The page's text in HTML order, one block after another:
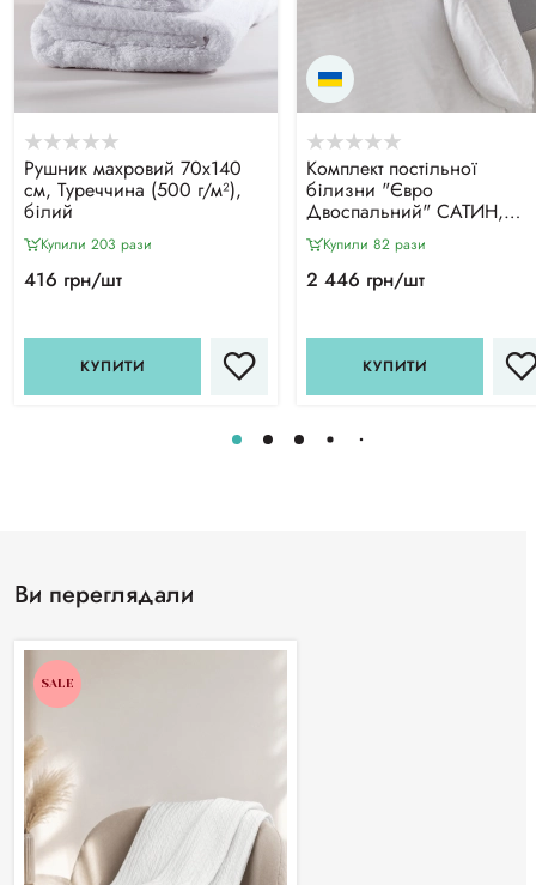
Рушник махровий 70х140
см, Туреччина (500 г/м²),
білий
Купили 203 рази
416 грн/шт
КУПИТИ
Комплект постільної
білизни "Євро
Двоспальний" САТИН,
БілийКупили 82 рази
2 446 грн/шт
КУПИТИ
Ви переглядали
SALE